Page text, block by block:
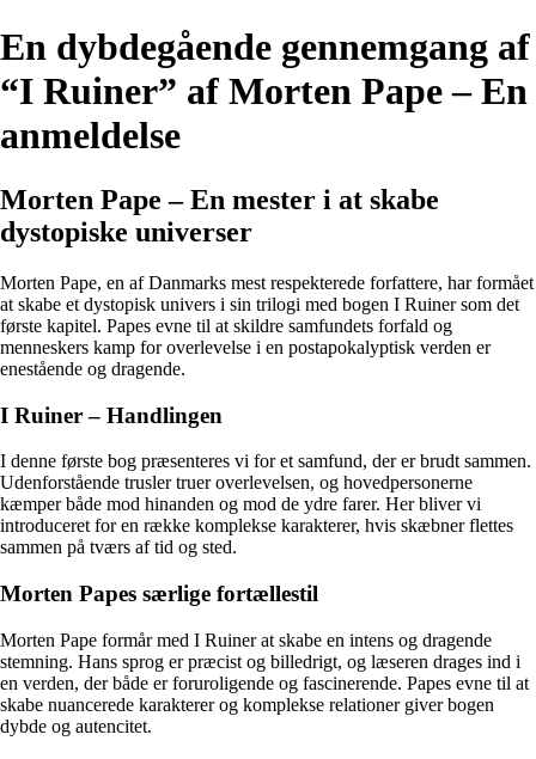
En dybdegående gennemgang af
“I Ruiner” af Morten Pape – En
anmeldelse
Morten Pape – En mester i at skabe
dystopiske universer
Morten Pape, en af Danmarks mest respekterede forfattere, har formået
at skabe et dystopisk univers i sin trilogi med bogen I Ruiner som det
første kapitel. Papes evne til at skildre samfundets forfald og
menneskers kamp for overlevelse i en postapokalyptisk verden er
enestående og dragende.
I Ruiner – Handlingen
I denne første bog præsenteres vi for et samfund, der er brudt sammen.
Udenforstående trusler truer overlevelsen, og hovedpersonerne
kæmper både mod hinanden og mod de ydre farer. Her bliver vi
introduceret for en række komplekse karakterer, hvis skæbner flettes
sammen på tværs af tid og sted.
Morten Papes særlige fortællestil
Morten Pape formår med I Ruiner at skabe en intens og dragende
stemning. Hans sprog er præcist og billedrigt, og læseren drages ind i
en verden, der både er foruroligende og fascinerende. Papes evne til at
skabe nuancerede karakterer og komplekse relationer giver bogen
dybde og autencitet.